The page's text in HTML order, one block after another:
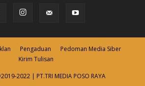
Pengaduan
Pedoman Media Siber
Kirim Tulisan
2022 | PT.TRI MEDIA POSO RAYA